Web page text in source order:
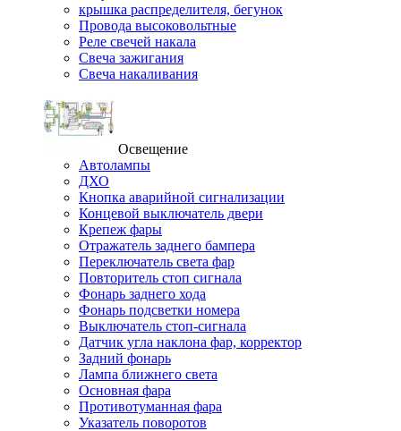
крышка распределителя, бегунок
Провода высоковольтные
Реле свечей накала
Свеча зажигания
Свеча накаливания
Освещение
Автолампы
ДХО
Кнопка аварийной сигнализации
Концевой выключатель двери
Крепеж фары
Отражатель заднего бампера
Переключатель света фар
Повторитель стоп сигнала
Фонарь заднего хода
Фонарь подсветки номера
Выключатель стоп-сигнала
Датчик угла наклона фар, корректор
Задний фонарь
Лампа ближнего света
Основная фара
Противотуманная фара
Указатель поворотов